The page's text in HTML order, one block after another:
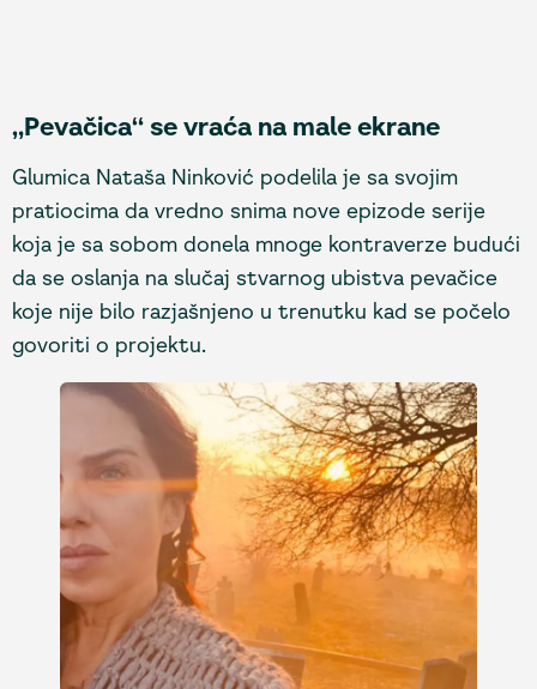
„Pevačica“ se vraća na male ekrane
Glumica Nataša Ninković podelila je sa svojim
pratiocima da vredno snima nove epizode serije
koja je sa sobom donela mnoge kontraverze budući
da se oslanja na slučaj stvarnog ubistva pevačice
koje nije bilo razjašnjeno u trenutku kad se počelo
govoriti o projektu.